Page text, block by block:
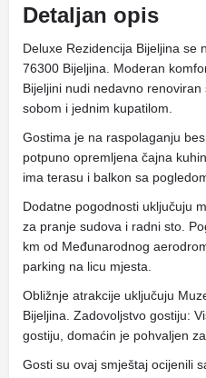
Detaljan opis
Deluxe Rezidencija Bijeljina se
76300 Bijeljina. Moderan
Bijeljini nudi nedavno
sobom i jednim kupatilom.
Gostima je na raspolaganju
potpuno opremljena čajna
ima terasu i balkon sa
Dodatne pogodnosti uključuju
za pranje sudova i radni sto.
km od Međunarodnog
parking na licu mjesta.
Obližnje atrakcije uključuju
Bijeljina. Zadovoljstvo gostiju:
gostiju, domaćin je pohvaljen
Gosti su ovaj smještaj ocijenili